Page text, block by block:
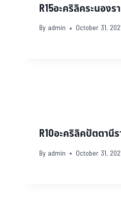
R15อะคริลิคระนองร
By admin October 31,
R10อะคริลิคปัตตานี
By admin October 31,